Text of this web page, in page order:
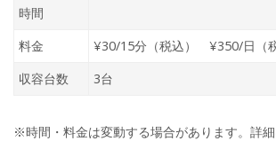
時間
料金
¥30/15分（税込） ¥350/日（税
収容台数
3台
※時間・料金は変動する場合があります。詳